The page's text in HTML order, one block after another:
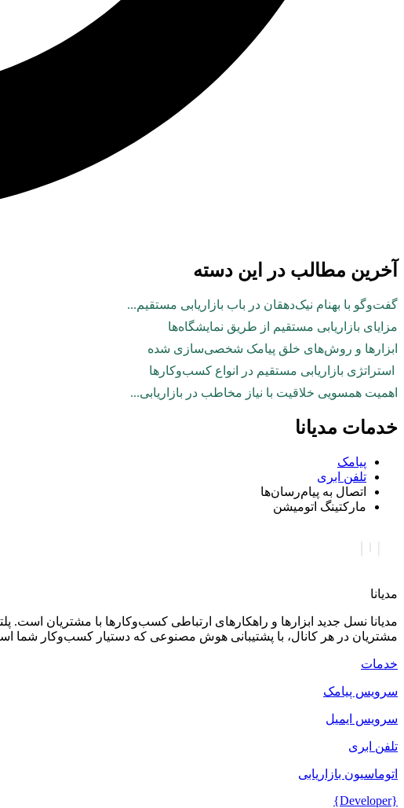
آخرین مطالب در این دسته
گفت‌وگو با بهنام نیک‌دهقان در باب بازاریابی مستقیم...
مزایای بازاریابی مستقیم از طریق نمایشگاه‌ها
ابزارها و روش‌های خلق پیامک شخصی‌سازی شده
استراتژی بازاریابی مستقیم در انواع کسب‌وکارها
اهمیت همسویی خلاقیت با نیاز مخاطب در بازاریابی...
خدمات مدیانا
پیامک
تلفن ابری
اتصال به پیام‌رسان‌ها
مارکتینگ اتومیشن
مدیانا
مدیانا نسل جدید ابزارها و راهکارهای ارتباطی کسب‌وکارها با مشتریان
مشتریان در هر کانال، با پشتیبانی هوش مصنوعی که دستیار کسب‌وکار شما
خدمات
سرویس پیامک
سرویس ایمیل
تلفن ابری
اتوماسیون بازاریابی
{Developer}